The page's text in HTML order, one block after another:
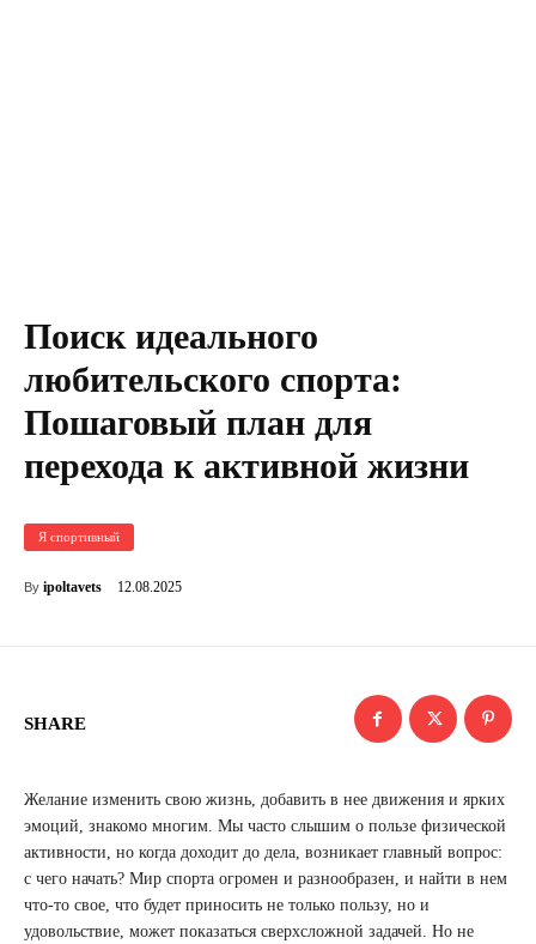
Поиск идеального
любительского спорта:
Пошаговый план для
перехода к активной жизни
Я спортивный
By ipoltavets 12.08.2025
SHARE
Желание изменить свою жизнь, добавить в нее движения и ярких
эмоций, знакомо многим. Мы часто слышим о пользе физической
активности, но когда доходит до дела, возникает главный вопрос:
с чего начать? Мир спорта огромен и разнообразен, и найти в нем
что-то свое, что будет приносить не только пользу, но и
удовольствие, может показаться сверхсложной задачей. Но не